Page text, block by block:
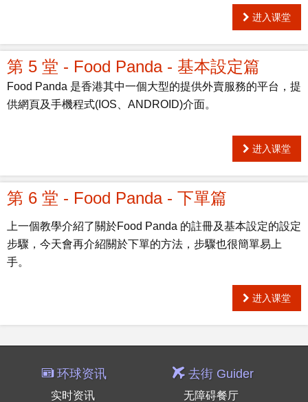
进入课堂
第 5 堂 - Food Panda - 基本設定篇
Food Panda 是香港其中一個大型的提供外賣服務的平台，提
供網頁及手機程式(IOS、ANDROID)介面。
进入课堂
第 6 堂 - Food Panda - 下單篇
上一個教學介紹了關於Food Panda 的註冊及基本設定的設定
步驟，今天會再介紹關於下單的方法，步驟也很簡單易上
手。
进入课堂
环球资讯
实时资讯
去街 Guider
无障碍餐厅